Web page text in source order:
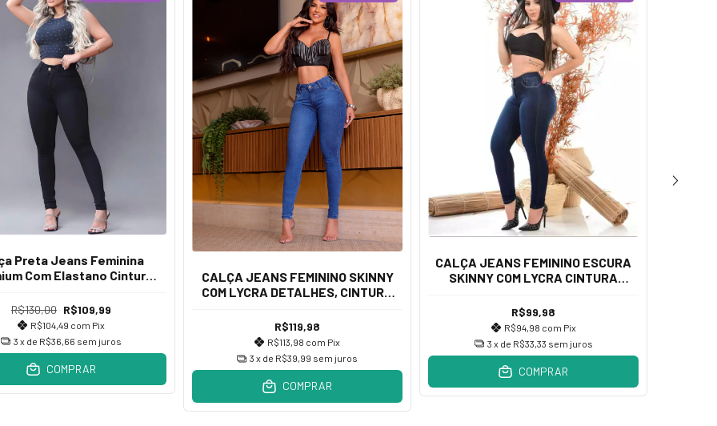
Preta Jeans Feminina
Com Elastano Cintura
R$130,00 R$109,99
R$104,49 com Pix
3 x de R$36,66 sem juros
COMPRAR
CALÇA JEANS FEMININO SKINNY
COM LYCRA DETALHES, CINTURA
R$119,98
R$113,98 com Pix
3 x de R$39,99 sem juros
COMPRAR
CALÇA JEANS FEMININO ESCURA
SKINNY COM LYCRA CINTURA
R$99,98
R$94,98 com Pix
3 x de R$33,33 sem juros
COMPRAR